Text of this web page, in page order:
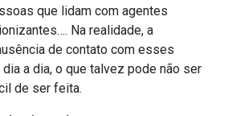
que lidam com agentes
Na realidade, a
de contato com esses
a dia, o que talvez pode não ser
de ser feita.